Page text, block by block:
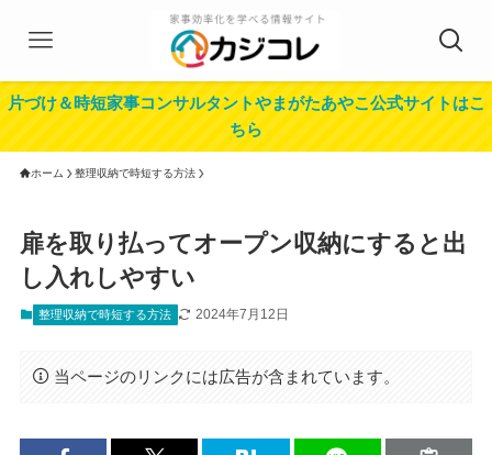
片づけ＆時短家事コンサルタントやまがたあやこ公式サイトはこ
ちら
ホーム 整理収納で時短する方法
扉を取り払ってオープン収納にすると出
し入れしやすい
整理収納で時短する方法 2024年7月12日
当ページのリンクには広告が含まれています。